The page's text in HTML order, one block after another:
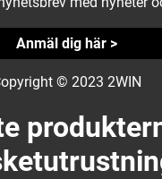
Anmäl dig här >
© 2023 2WIN